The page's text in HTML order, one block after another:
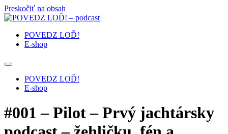
Preskočiť na obsah
POVEDZ LOĎ!
E-shop
POVEDZ LOĎ!
E-shop
#001 – Pilot – Prvý jachtársky